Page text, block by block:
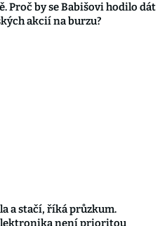
Proč by se Babišovi hodilo dát
akcií na burzu?
a stačí, říká průzkum.
není prioritou